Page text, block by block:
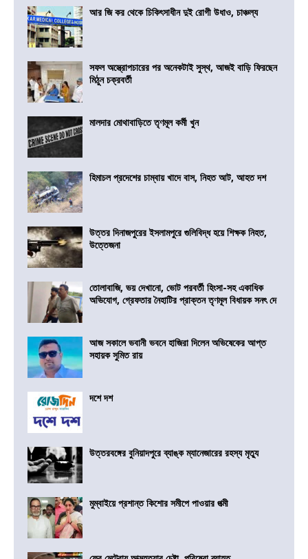
আর জি কর থেকে চিকিৎসাধীন দুই রোগী উধাও, চাঞ্চল্য
সফল অস্ত্রোপচারের পর অনেকটাই সুস্থ, আজই বাড়ি ফিরছেন
মিঠুন চক্রবর্তী
মালদার মোথাবাড়িতে তৃণমূল কর্মী খুন
হিমাচল প্রদেশের চাম্বায় খাদে বাস, নিহত আট, আহত দশ
উত্তর দিনাজপুরের ইসলামপুরে গুলিবিদ্ধ হয়ে শিক্ষক নিহত,
উত্তেজনা
তোলাবাজি, ভয় দেখানো, ভোট পরবর্তী হিংসা-সহ একাধিক
অভিযোগ, গ্রেফতার নৈহাটির প্রাক্তন তৃণমূল বিধায়ক সনৎ দে
আজ সকালে ভবানী ভবনে হাজিরা দিলেন অভিষেকের আপ্ত
সহায়ক সুমিত রায়
দশে দশ
উত্তরবঙ্গের বুনিয়াদপুরে ব্যাঙ্ক ম্যানেজারের রহস্য মৃত্যু
মুম্বাইয়ে প্রশান্ত কিশোর সমীপে পাওয়ার পত্মী